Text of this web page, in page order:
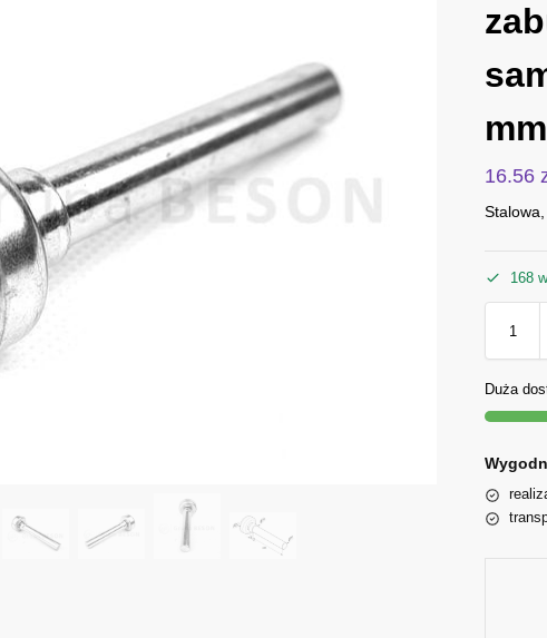
16.56
168
Duża